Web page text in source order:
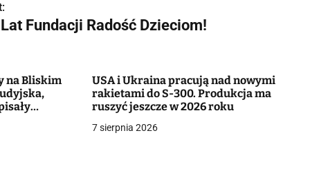
Fundacji Radość Dzieciom!
na Bliskim
USA i Ukraina pracują nad nowymi
rakietami do S-300. Produkcja ma
ruszyć jeszcze w 2026 roku
7 sierpnia 2026